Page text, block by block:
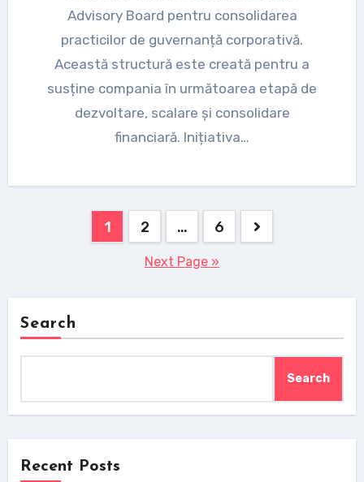
Advisory Board pentru consolidarea
practicilor de guvernanță corporativă.
Această structură este creată pentru a
susține compania în următoarea etapă de
dezvoltare, scalare și consolidare
financiară. Inițiativa…
1 2 … 6
Next Page »
Search
Search
Recent Posts